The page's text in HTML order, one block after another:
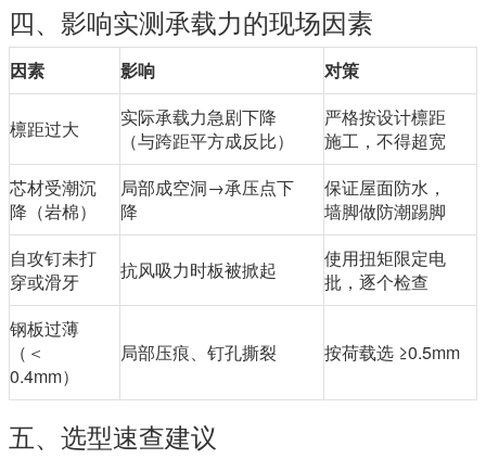
四、影响实测承载力的现场因素
因素 影响 对策
檩距过大
实际承载力急剧下降
（与跨距平方成反比）
严格按设计檩距
施工，不得超宽
芯材受潮沉
降（岩棉）
局部成空洞→承压点下
降
保证屋面防水，
墙脚做防潮踢脚
自攻钉未打
穿或滑牙
抗风吸力时板被掀起
使用扭矩限定电
批，逐个检查
钢板过薄
（＜
0.4mm）
局部压痕、钉孔撕裂 按荷载选 ≥0.5mm
五、选型速查建议